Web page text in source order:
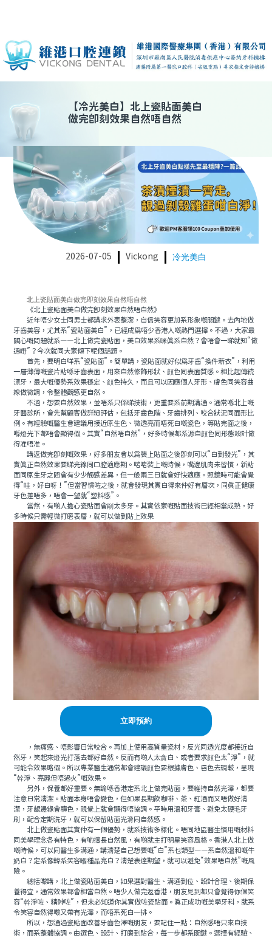
【冷光美白】 北上瓷貼面美白
做完即刻效果自然唔自然
2026-07-05 Vickong 冷光美白
北上瓷貼面美白做完即刻效果自然唔自然
《北上瓷貼面美白做完即刻效果自然唔自然》
近年唔少女士同男士都講求外表整潔，自信笑容更加系形象嘅關鍵。去內地做
牙齒美容，尤其系“瓷貼面美白”，已經成爲唔少香港人嘅熱門選擇。不過，大家最
關心嘅問題就系——北上做完瓷貼面，美白效果系咪真系自然？會唔會一睇就知“做
過嘢”？今次就同大家傾下呢個話題。
首先，要明白咩系“瓷貼面”。簡單講，瓷貼面就好似爲牙齒“換件新衣”，利用
一層薄薄嘅瓷片貼喺牙齒表面，用來自然修飾形狀、顔色同表面質感。相比起傳統
漂牙，最大嘅優勢系效果穩定、顔色持久，而且可以因應個人牙形、膚色同笑容曲
線做微調，令整體觀感更自然。
不過，想要自然效果，並唔系只係睇技術，更重要系前期溝通。通常喺北上嘅
牙醫診所，會先幫顧客做詳細評估，包括牙齒色階、牙齒排列、咬合狀況同面形比
例。有經驗嘅醫生會建議用接近原生色、微透亮而唔死白嘅瓷色，等貼完面之後，
喺燈光下都唔會顯得假。其實“自然唔自然”，好多時候都系源自顔色同形態設計做
得准唔准。
講返做完即刻嘅效果，好多朋友會以爲裝上貼面之後即刻可以“白到發光”，其
實真正自然效果要睇光線同口腔適應期。啱啱裝上嘅時候，嘴邊肌肉未習慣，新貼
面同原生牙之間會有少少觸感差異，但一般兩三日就會好快適應。照鏡時可能會覺
得“哇，好白呀！”但當習慣咗之後，就會發現其實白得來仲好有層次，同真正健康
牙色差唔多，唔會一望就“塑料感”。
當然，有啲人擔心瓷貼面會削太多牙。其實依家嘅貼面技術已經相當成熟，好
多時候只需輕微打磨表層，就可以做到貼上效果
立即預約
，無痛感、唔影響日常咬合。再加上使用高質量瓷材，反光同透光度都接近自
然牙，笑起來燈光打落去都好自然。反而有啲人太貪白、或者要求顔色太“淨”，就
可能令效果略假。所以專業醫生通常都會建議顔色要根據膚色、唇色去調較，呈現
“幹淨、亮麗但唔過火”嘅效果。
另外，保養都好重要。無論喺香港定系北上做完貼面，要維持自然光澤，都要
注意日常清潔。貼面本身唔會變色，但如果長期飲咖啡、茶、紅酒而又唔做好清
潔，牙龈邊緣會積色，視覺上就會顯得唔協調。平時用溫和牙膏、避免太硬毛牙
刷，配合定期洗牙，就可以保留貼面光滑同自然感。
北上做瓷貼面其實仲有一個優勢，就系技術多樣化。唔同地區醫生慣用嘅材料
同美學理念各有特色，有啲擅長自然風，有啲就主打明星笑容風格。香港人北上做
嘅時候，可以同醫生多溝通，講清楚自己想要嘅“白”系乜類型——系自然溫和嘅牛
奶白？定系像韓系笑容嗰種晶亮白？清楚表達期望，就可以避免“效果唔自然”嘅風
險。
總括嚟講，北上做瓷貼面美白，如果選對醫生、溝通到位、設計合理、後期保
養得宜，通常效果都會相當自然。唔少人做完返香港，朋友見到都只會覺得你個笑
容“幹淨咗、精神咗”，但未必知道你其實做咗瓷貼面。真正成功嘅美學牙科，就系
令笑容自然得嚟又帶有光澤，而唔系死白一排。
所以，想通過瓷貼面改善牙齒色澤嘅朋友，要記住一點：自然感唔只來自技
術，而系整體協調。由選色、設計、打磨到貼合，每一步都系關鍵。選擇有經驗、